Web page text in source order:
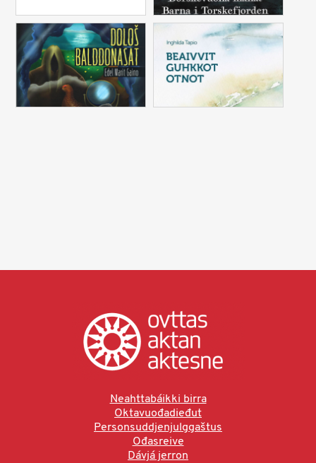
Neahttabáikki birra
Oktavuođadieđut
Personsuddjenjulggaštus
Ođasreive
Dávjá jerron